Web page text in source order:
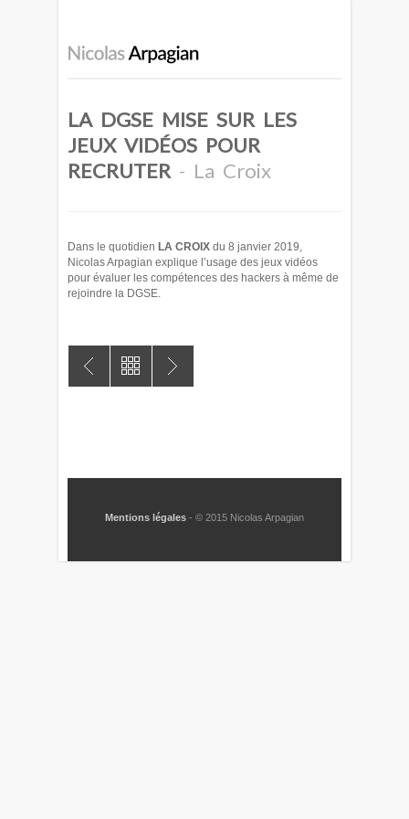
LA DGSE MISE SUR LES
JEUX VIDÉOS POUR
RECRUTER - La Croix
Dans le quotidien LA CROIX du 8 janvier 2019,
Nicolas Arpagian explique l’usage des jeux vidéos
pour évaluer les compétences des hackers à même de
rejoindre la DGSE.
Mentions légales - © 2015 Nicolas Arpagian